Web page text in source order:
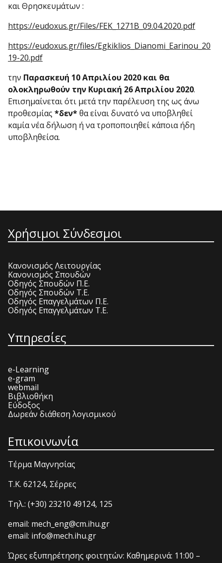
και Θρησκευμάτων :
https://eudoxus.gr/Files/FEK_1271B_09.04.2020.pdf
https://eudoxus.gr/files/Egkiklios_Dianomi_Earinou_20
19-20.pdf
την Παρασκευή 10 Απριλίου 2020 και θα
ολοκληρωθούν την Κυριακή 26 Απριλίου 2020.
Επισημαίνεται ότι μετά την παρέλευση της ως άνω
προθεσμίας *δεν*θα είναι δυνατό να υποβληθεί
καμία νέα δήλωση ή να τροποποιηθεί κάποια ήδη
υποβληθείσα.
Χρήσιμοι Σύνδεσμοι
Κανονισμός Λειτουργίας
Κανονισμός Σπουδών
Οδηγός Σπουδών Π.Ε.
Οδηγός Σπουδών Τ.Ε.
Οδηγός Επαγγελμάτων Π.Ε.
Οδηγός Επαγγελμάτων Τ.Ε.
Υπηρεσίες
e-Learning
e-gram
webmail
Βιβλιοθήκη
Εύδοξος
Δωρεάν διάθεση λογισμικού
Επικοινωνία
Τέρμα Μαγνησίας
T.K. 62124, Σέρρες
Τηλ.: (+30) 23210 49124, 125
email: mech_eng@cm.ihu.gr
email: info@mech.ihu.gr
Ώρες εξυπηρέτησης φοιτητών: Καθημερινά: 11:00 –